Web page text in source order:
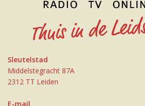
Sleutelstad
Middelstegracht 87A
2312 TT Leiden
E-mail